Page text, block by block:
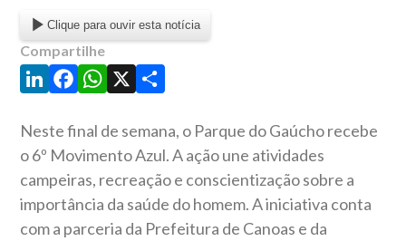
Clique para ouvir esta notícia
Compartilhe
LinkedIn
Facebook
WhatsApp
X Share
Neste final de semana, o Parque do Gaúcho recebe
o 6º Movimento Azul. A ação une atividades
campeiras, recreação e conscientização sobre a
importância da saúde do homem. A iniciativa conta
com a parceria da Prefeitura de Canoas e da